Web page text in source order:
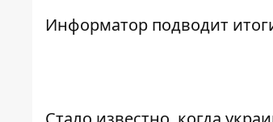
Информатор подводит